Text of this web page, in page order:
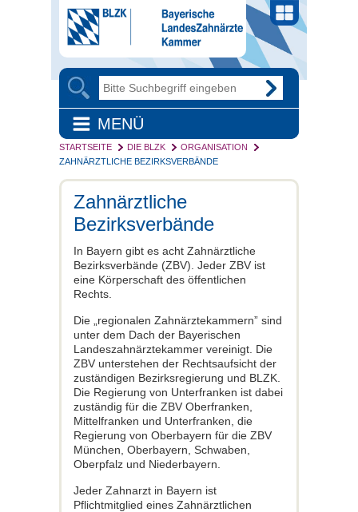
MENÜ
STARTSEITE DIE BLZK
ORGANISATION
ZAHNÄRZTLICHE BEZIRKSVERBÄNDE
Zahnärztliche
Bezirksverbände
In Bayern gibt es acht Zahnärztliche
Bezirksverbände (ZBV). Jeder ZBV ist
eine Körperschaft des öffentlichen
Rechts.
Die „regionalen Zahnärztekammern” sind
unter dem Dach der Bayerischen
Landeszahnärztekammer vereinigt. Die
ZBV unterstehen der Rechtsaufsicht der
zuständigen Bezirksregierung und BLZK.
Die Regierung von Unterfranken ist dabei
zuständig für die ZBV Oberfranken,
Mittelfranken und Unterfranken, die
Regierung von Oberbayern für die ZBV
München, Oberbayern, Schwaben,
Oberpfalz und Niederbayern.
Jeder Zahnarzt in Bayern ist
Pflichtmitglied eines Zahnärztlichen